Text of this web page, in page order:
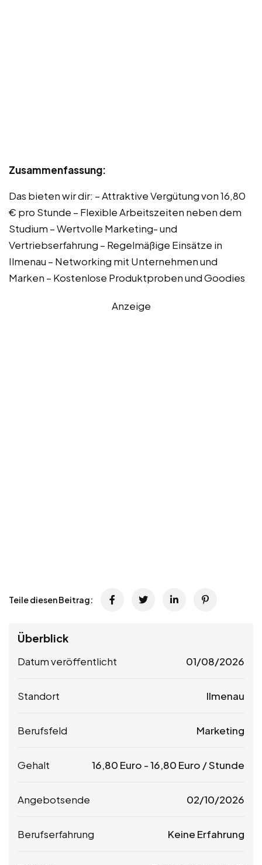
Zusammenfassung:
Das bieten wir dir: – Attraktive Vergütung von 16,80
€ pro Stunde – Flexible Arbeitszeiten neben dem
Studium – Wertvolle Marketing- und
Vertriebserfahrung – Regelmäßige Einsätze in
Ilmenau – Networking mit Unternehmen und
Marken – Kostenlose Produktproben und Goodies
Anzeige
Teile diesen Beitrag:
Überblick
Datum veröffentlicht 01/08/2026
Standort Ilmenau
Berufsfeld Marketing
Gehalt 16,80 Euro -16,80 Euro / Stunde
Angebotsende 02/10/2026
Berufserfahrung Keine Erfahrung